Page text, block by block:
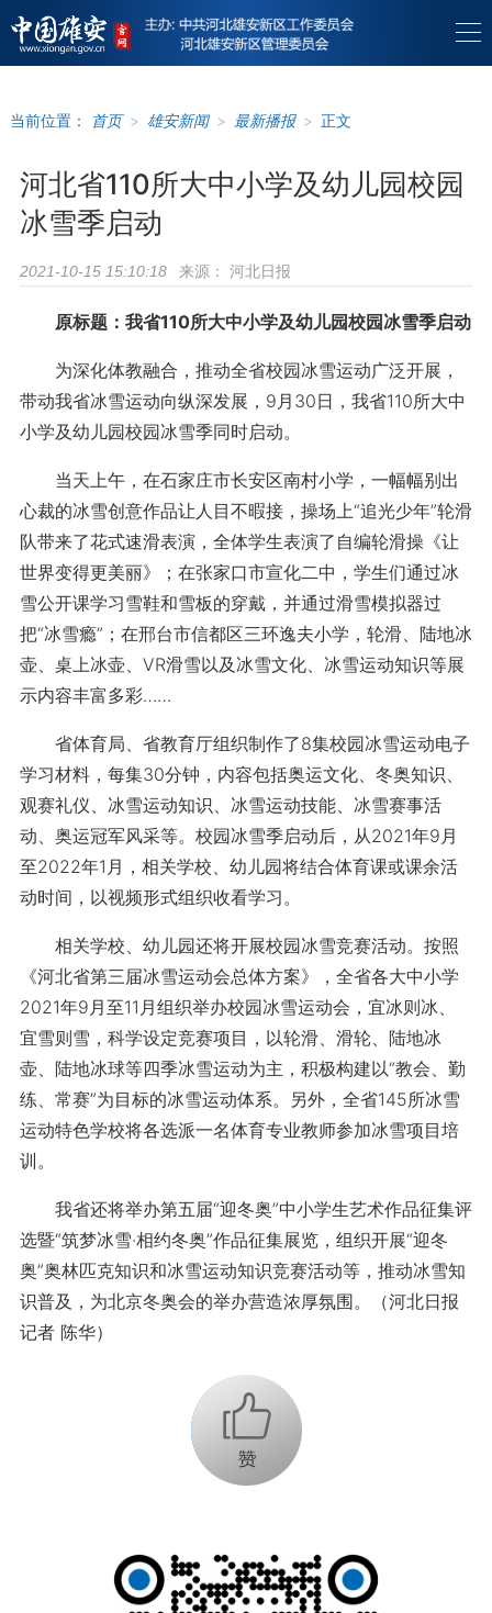
当前位置： 首页 > 雄安新闻 > 最新播报 > 正文
河北省110所大中小学及幼儿园校园
冰雪季启动
2021-10-15 15:10:18 来源： 河北日报
原标题：我省110所大中小学及幼儿园校园冰雪季启动
为深化体教融合，推动全省校园冰雪运动广泛开展，
带动我省冰雪运动向纵深发展，9月30日，我省110所大中
小学及幼儿园校园冰雪季同时启动。
当天上午，在石家庄市长安区南村小学，一幅幅别出
心裁的冰雪创意作品让人目不暇接，操场上“追光少年”轮滑
队带来了花式速滑表演，全体学生表演了自编轮滑操《让
世界变得更美丽》；在张家口市宣化二中，学生们通过冰
雪公开课学习雪鞋和雪板的穿戴，并通过滑雪模拟器过
把“冰雪瘾”；在邢台市信都区三环逸夫小学，轮滑、陆地冰
壶、桌上冰壶、VR滑雪以及冰雪文化、冰雪运动知识等展
示内容丰富多彩……
省体育局、省教育厅组织制作了8集校园冰雪运动电子
学习材料，每集30分钟，内容包括奥运文化、冬奥知识、
观赛礼仪、冰雪运动知识、冰雪运动技能、冰雪赛事活
动、奥运冠军风采等。校园冰雪季启动后，从2021年9月
至2022年1月，相关学校、幼儿园将结合体育课或课余活
动时间，以视频形式组织收看学习。
相关学校、幼儿园还将开展校园冰雪竞赛活动。按照
《河北省第三届冰雪运动会总体方案》，全省各大中小学
2021年9月至11月组织举办校园冰雪运动会，宜冰则冰、
宜雪则雪，科学设定竞赛项目，以轮滑、滑轮、陆地冰
壶、陆地冰球等四季冰雪运动为主，积极构建以“教会、勤
练、常赛”为目标的冰雪运动体系。另外，全省145所冰雪
运动特色学校将各选派一名体育专业教师参加冰雪项目培
训。
我省还将举办第五届“迎冬奥”中小学生艺术作品征集评
选暨“筑梦冰雪·相约冬奥”作品征集展览，组织开展“迎冬
奥”奥林匹克知识和冰雪运动知识竞赛活动等，推动冰雪知
识普及，为北京冬奥会的举办营造浓厚氛围。（河北日报
记者 陈华）
+1